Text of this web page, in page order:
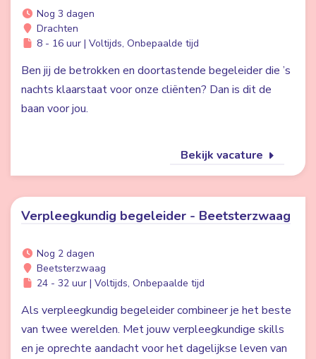
Nog 3 dagen
Drachten
8 - 16 uur | Voltijds, Onbepaalde tijd
Ben jij de betrokken en doortastende begeleider die ’s
nachts klaarstaat voor onze cliënten? Dan is dit de
baan voor jou.
Bekijk vacature
Verpleegkundig begeleider - Beetsterzwaag
Nog 2 dagen
Beetsterzwaag
24 - 32 uur | Voltijds, Onbepaalde tijd
Als verpleegkundig begeleider combineer je het beste
van twee werelden. Met jouw verpleegkundige skills
en je oprechte aandacht voor het dagelijkse leven van